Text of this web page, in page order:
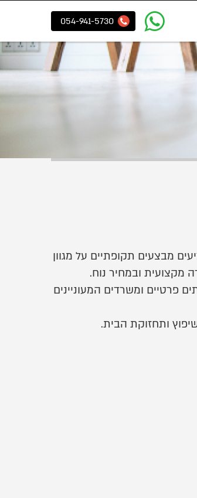
054-941-5730
מבצעים תקופתיים על מגוון
מקצועית ובמחיר נוח.
פרטיים ומשרדים המעוניינים
ותחזוקת הבית.